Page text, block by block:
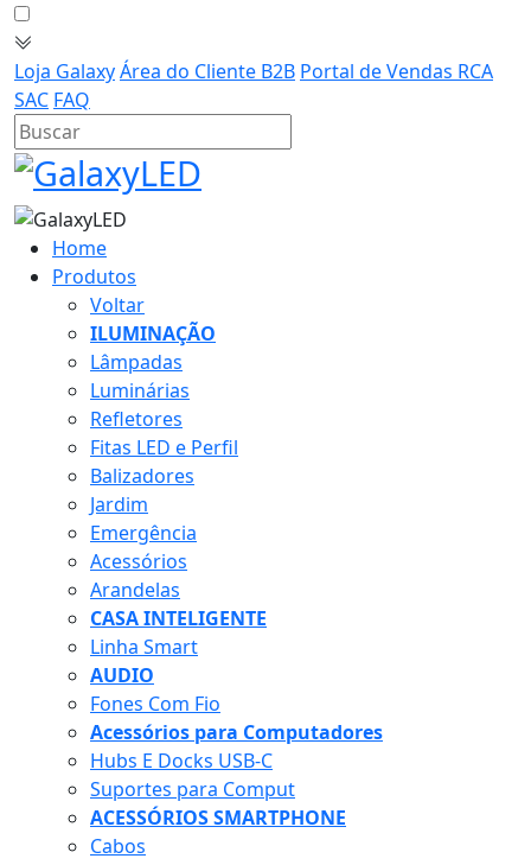
Loja GalaxyÁrea do Cliente B2B Portal de Vendas RCA
SAC FAQ
Home
Produtos
Voltar
ILUMINAÇÃO
Lâmpadas
Luminárias
Refletores
Fitas LED e Perfil
Balizadores
Jardim
Emergência
Acessórios
Arandelas
CASA INTELIGENTE
Linha Smart
AUDIO
Fones Com Fio
Acessórios para Computadores
Hubs E Docks USB-C
Suportes para Comput
ACESSÓRIOS SMARTPHONE
Cabos